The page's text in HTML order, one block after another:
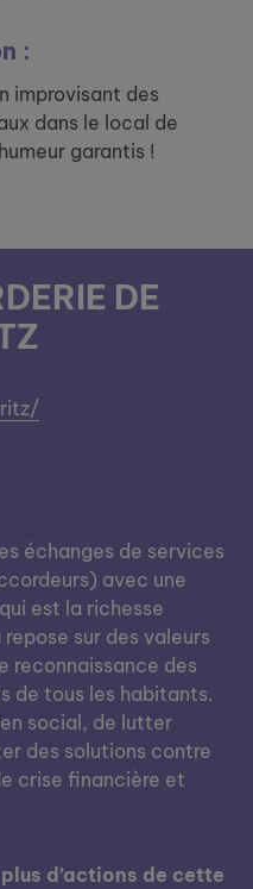
:
improvisant des
dans le local de
garantis !
DE
échanges de services
avec une
est la richesse
sur des valeurs
reconnaissance des
de tous les habitants.
social, de lutter
des solutions contre
crise financière et
d’actions de cette